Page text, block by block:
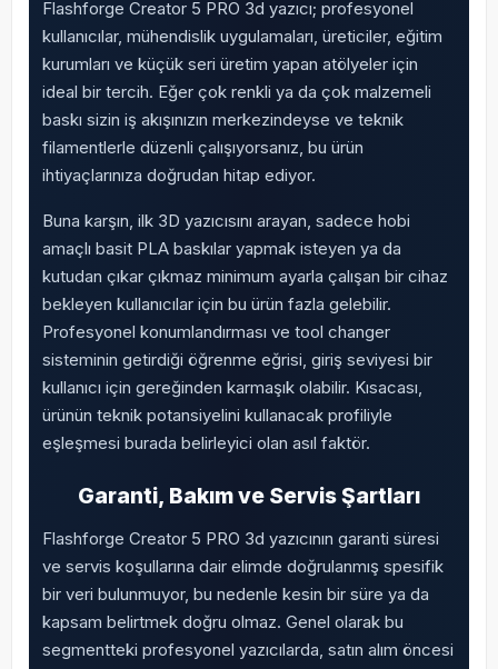
Flashforge Creator 5 PRO 3d yazıcı; profesyonel
kullanıcılar, mühendislik uygulamaları, üreticiler, eğitim
kurumları ve küçük seri üretim yapan atölyeler için
ideal bir tercih. Eğer çok renkli ya da çok malzemeli
baskı sizin iş akışınızın merkezindeyse ve teknik
filamentlerle düzenli çalışıyorsanız, bu ürün
ihtiyaçlarınıza doğrudan hitap ediyor.
Buna karşın, ilk 3D yazıcısını arayan, sadece hobi
amaçlı basit PLA baskılar yapmak isteyen ya da
kutudan çıkar çıkmaz minimum ayarla çalışan bir cihaz
bekleyen kullanıcılar için bu ürün fazla gelebilir.
Profesyonel konumlandırması ve tool changer
sisteminin getirdiği öğrenme eğrisi, giriş seviyesi bir
kullanıcı için gereğinden karmaşık olabilir. Kısacası,
ürünün teknik potansiyelini kullanacak profiliyle
eşleşmesi burada belirleyici olan asıl faktör.
Garanti, Bakım ve Servis Şartları
Flashforge Creator 5 PRO 3d yazıcının garanti süresi
ve servis koşullarına dair elimde doğrulanmış spesifik
bir veri bulunmuyor, bu nedenle kesin bir süre ya da
kapsam belirtmek doğru olmaz. Genel olarak bu
segmentteki profesyonel yazıcılarda, satın alım öncesi